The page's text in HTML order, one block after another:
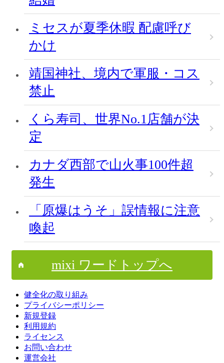
ミセスが夏季休暇 配慮呼び
かけ
靖国神社、境内で軍服・コス
禁止
くら寿司、世界No.1店舗が決
定
カナダ西部で山火事100件超
発生
「原爆はうそ」誤情報に注意
喚起
mixi ワードトップへ
健全化の取り組み
プライバシーポリシー
新規登録
利用規約
ライセンス
お問い合わせ
運営会社